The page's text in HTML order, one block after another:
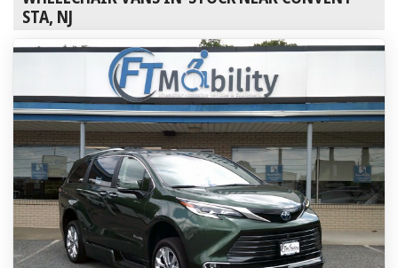
STA, NJ